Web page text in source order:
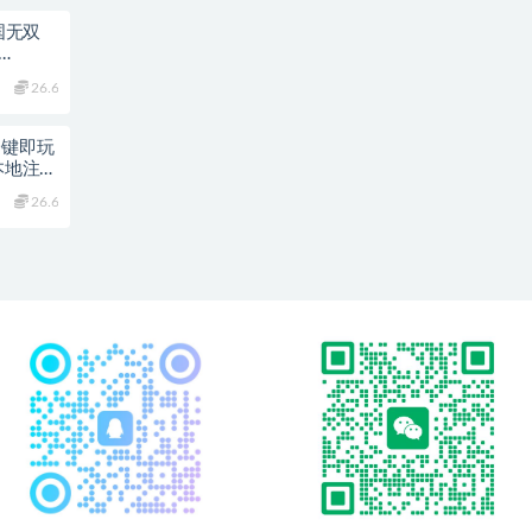
双
设教
户端
26.6
即玩
注册
26.6